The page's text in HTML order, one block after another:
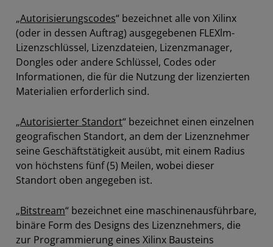
„Autorisierungscodes“ bezeichnet alle von Xilinx
(oder in dessen Auftrag) ausgegebenen FLEXlm-
Lizenzschlüssel, Lizenzdateien, Lizenzmanager,
Dongles oder andere Schlüssel, Codes oder
Informationen, die für die Nutzung der lizenzierten
Materialien erforderlich sind.
„Autorisierter Standort“ bezeichnet einen einzelnen
geografischen Standort, an dem der Lizenznehmer
seine Geschäftstätigkeit ausübt, mit einem Radius
von höchstens fünf (5) Meilen, wobei dieser
Standort oben angegeben ist.
„Bitstream“ bezeichnet eine maschinenausführbare,
binäre Form des Designs des Lizenznehmers, die
zur Programmierung eines Xilinx Bausteins